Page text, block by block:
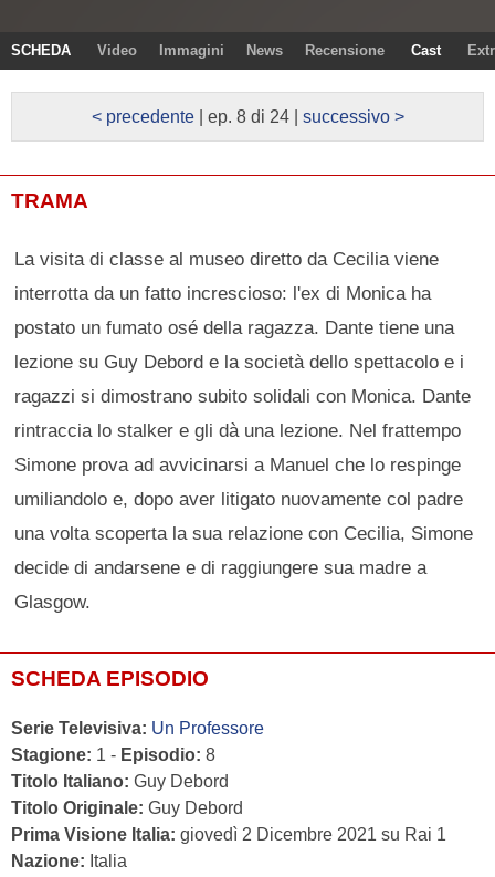
SCHEDA Video Immagini News Recensione Cast
< precedente| ep. 8 di 24 | successivo >
TRAMA
La visita di classe al museo diretto da Cecilia viene
interrotta da un fatto increscioso: l'ex di Monica ha
postato un fumato osé della ragazza. Dante tiene una
lezione su Guy Debord e la società dello spettacolo e i
ragazzi si dimostrano subito solidali con Monica. Dante
rintraccia lo stalker e gli dà una lezione. Nel frattempo
Simone prova ad avvicinarsi a Manuel che lo respinge
umiliandolo e, dopo aver litigato nuovamente col padre
una volta scoperta la sua relazione con Cecilia, Simone
decide di andarsene e di raggiungere sua madre a
Glasgow.
SCHEDA EPISODIO
Serie Televisiva: Un Professore
Stagione: 1 - Episodio: 8
Titolo Italiano: Guy Debord
Titolo Originale: Guy Debord
Prima Visione Italia: giovedì 2 Dicembre 2021 su Rai 1
Nazione: Italia